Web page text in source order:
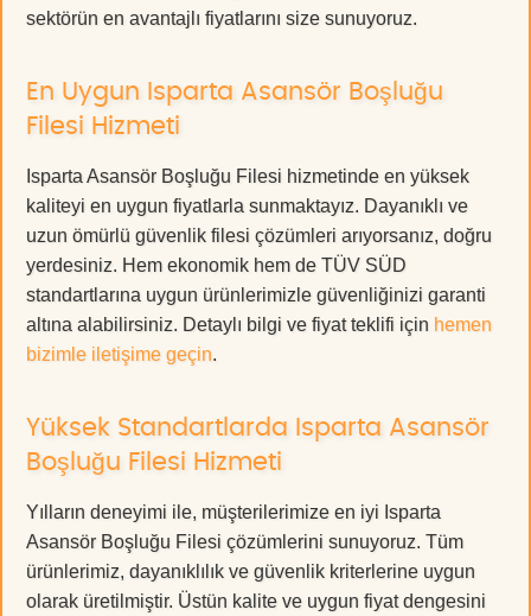
sektörün en avantajlı fiyatlarını size sunuyoruz.
En Uygun Isparta Asansör Boşluğu
Filesi Hizmeti
Isparta Asansör Boşluğu Filesi hizmetinde en yüksek
kaliteyi en uygun fiyatlarla sunmaktayız. Dayanıklı ve
uzun ömürlü güvenlik filesi çözümleri arıyorsanız, doğru
yerdesiniz. Hem ekonomik hem de TÜV SÜD
standartlarına uygun ürünlerimizle güvenliğinizi garanti
altına alabilirsiniz. Detaylı bilgi ve fiyat teklifi için hemen
bizimle iletişime geçin.
Yüksek Standartlarda Isparta Asansör
Boşluğu Filesi Hizmeti
Yılların deneyimi ile, müşterilerimize en iyi Isparta
Asansör Boşluğu Filesi çözümlerini sunuyoruz. Tüm
ürünlerimiz, dayanıklılık ve güvenlik kriterlerine uygun
olarak üretilmiştir. Üstün kalite ve uygun fiyat dengesini